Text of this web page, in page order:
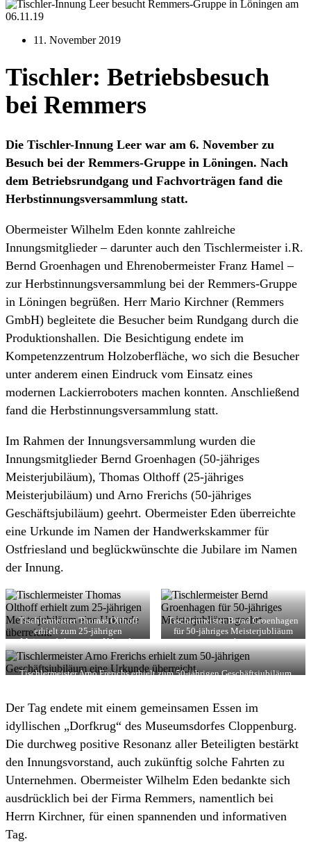
11. November 2019
Tischler: Betriebsbesuch
bei Remmers
Die Tischler-Innung Leer war am 6. November zu
Besuch bei der Remmers-Gruppe in Löningen. Nach
dem Betriebsrundgang und Fachvorträgen fand die
Herbstinnungsversammlung statt.
Obermeister Wilhelm Eden konnte zahlreiche
Innungsmitglieder – darunter auch den Tischlermeister i.R.
Bernd Groenhagen und Ehrenobermeister Franz Hamel –
zur Herbstinnungsversammlung bei der Remmers-Gruppe
in Löningen begrüßen. Herr Mario Kirchner (Remmers
GmbH) begleitete die Besucher beim Rundgang durch die
Produktionshallen. Die Besichtigung endete im
Kompetenzzentrum Holzoberfläche, wo sich die Besucher
unter anderem einen Eindruck vom Einsatz eines
modernen Lackierroboters machen konnten. Anschließend
fand die Herbstinnungsversammlung statt.
Im Rahmen der Innungsversammlung wurden die
Innungsmitglieder Bernd Groenhagen (50-jähriges
Meisterjubiläum), Thomas Olthoff (25-jähriges
Meisterjubiläum) und Arno Frerichs (50-jähriges
Geschäftsjubiläum) geehrt. Obermeister Eden überreichte
eine Urkunde im Namen der Handwerkskammer für
Ostfriesland und beglückwünschte die Jubilare im Namen
der Innung.
Tischlermeister Thomas Olthoff
erhielt zum 25-jährigen
Meisterjubiläum eine Urkunde
überreicht.
Tischlermeister Bernd Groenhagen
für 50-jähriges Meisterjubliäum
geehrt.
Tischlermeister Arno Frerichs erhielt zum 50-jährigen Geschäftsjubiläum
Der Tag endete mit einem gemeinsamen Essen im
idyllischen „Dorfkrug“ des Museumsdorfes Cloppenburg.
Die durchweg positive Resonanz aller Beteiligten bestärkt
den Innungsvorstand, auch zukünftig solche Fahrten zu
Unternehmen. Obermeister Wilhelm Eden bedankte sich
ausdrücklich bei der Firma Remmers, namentlich bei
Herrn Kirchner, für einen spannenden und informativen
Tag.